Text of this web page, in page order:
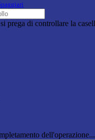
prega di controllare la
dell'operazione...